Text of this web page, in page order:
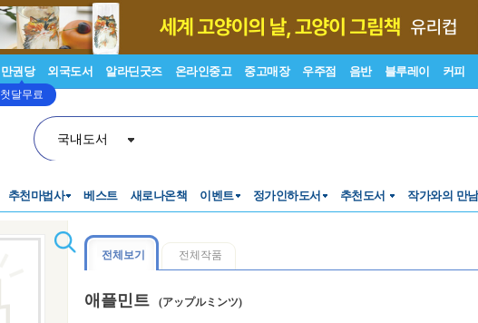
만권당
첫달무료
외국도서 알라딘굿즈 온라인중고 중고매장 우주점 음반 블루레이 커피
국내도서
추천마법사 베스트 새로나온책 이벤트 정가인하도서 추천도서 작가와의 만남
전체보기 전체작품
애플민트 (アップルミンツ)